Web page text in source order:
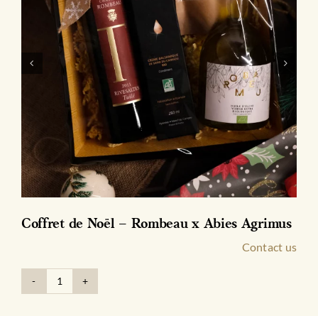
Gamme Signature | Cuvée Élise
Contact us
quantité
de